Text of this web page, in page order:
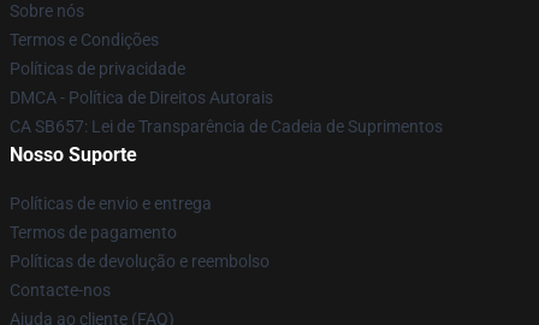
Sobre nós
Termos e Condições
Políticas de privacidade
DMCA - Política de Direitos Autorais
CA SB657: Lei de Transparência de Cadeia de Suprimentos
Nosso Suporte
Políticas de envio e entrega
Termos de pagamento
Políticas de devolução e reembolso
Contacte-nos
Ajuda ao cliente (FAQ)